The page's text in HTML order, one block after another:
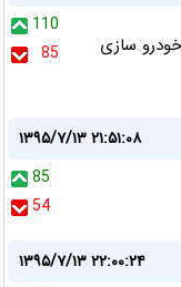
110
85
اول دنیاست تو خودرو سازی
۱۳۹۵/۷/۱۳ ۲۱:۵۱:۰۸
85
54
۱۳۹۵/۷/۱۳ ۲۲:۰۰:۲۴